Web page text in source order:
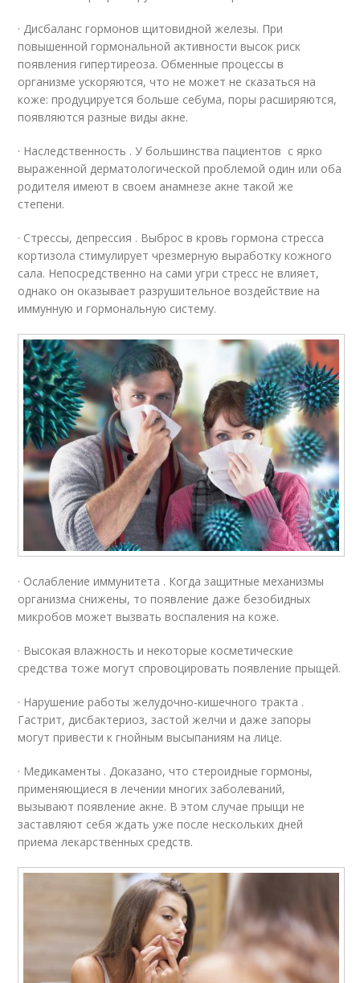
· Дисбаланс гормонов щитовидной железы. При
повышенной гормональной активности высок риск
появления гипертиреоза. Обменные процессы в
организме ускоряются, что не может не сказаться на
коже: продуцируется больше себума, поры расширяются,
появляются разные виды акне.
· Наследственность . У большинства пациентов с ярко
выраженной дерматологической проблемой один или оба
родителя имеют в своем анамнезе акне такой же
степени.
· Стрессы, депрессия . Выброс в кровь гормона стресса
кортизола стимулирует чрезмерную выработку кожного
сала. Непосредственно на сами угри стресс не влияет,
однако он оказывает разрушительное воздействие на
иммунную и гормональную систему.
· Ослабление иммунитета . Когда защитные механизмы
организма снижены, то появление даже безобидных
микробов может вызвать воспаления на коже.
· Высокая влажность и некоторые косметические
средства тоже могут спровоцировать появление прыщей.
· Нарушение работы желудочно-кишечного тракта .
Гастрит, дисбактериоз, застой желчи и даже запоры
могут привести к гнойным высыпаниям на лице.
· Медикаменты . Доказано, что стероидные гормоны,
применяющиеся в лечении многих заболеваний,
вызывают появление акне. В этом случае прыщи не
заставляют себя ждать уже после нескольких дней
приема лекарственных средств.